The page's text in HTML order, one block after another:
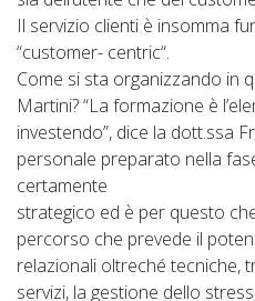
Il servizio clienti è insomma
“customer- centric“.
Come si sta organizzando in
Martini? “La formazione è
investendo”, dice la dott.ssa
personale preparato nella
certamente
strategico ed è per questo
percorso che prevede il
relazionali oltreché tecniche,
servizi, la gestione dello